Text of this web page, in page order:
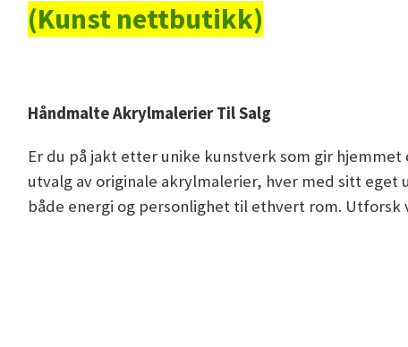
(Kunst nettbutikk)
Håndmalte Akrylmalerier Til Salg
Er du på jakt etter unike kunstverk som gir
utvalg av originale akrylmalerier, hver med sitt
både energi og personlighet til ethvert rom.